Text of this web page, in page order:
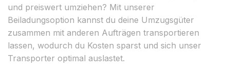
und preiswert umziehen? Mit unserer
Beiladungsoption kannst du deine Umzugsgüter
zusammen mit anderen Aufträgen transportieren
lassen, wodurch du Kosten sparst und sich unser
Transporter optimal auslastet.